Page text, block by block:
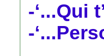
-‘...Qui
-